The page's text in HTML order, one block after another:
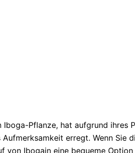
Pflanze, hat aufgrund ihres
erregt. Wenn Sie
Ibogain eine bequeme